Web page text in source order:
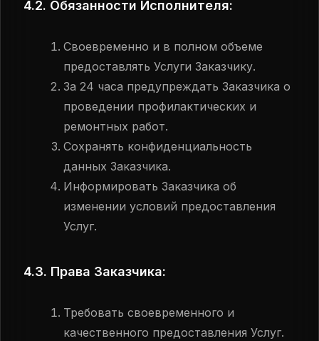
4.2. Обязанности Исполнителя:
Своевременно и в полном объеме
предоставлять Услуги Заказчику.
За 24 часа предупреждать Заказчика о
проведении профилактических и
ремонтных работ.
Сохранять конфиденциальность
данных Заказчика.
Информировать Заказчика об
изменении условий предоставления
Услуг.
4.3. Права Заказчика:
Требовать своевременного и
качественного предоставления Услуг.